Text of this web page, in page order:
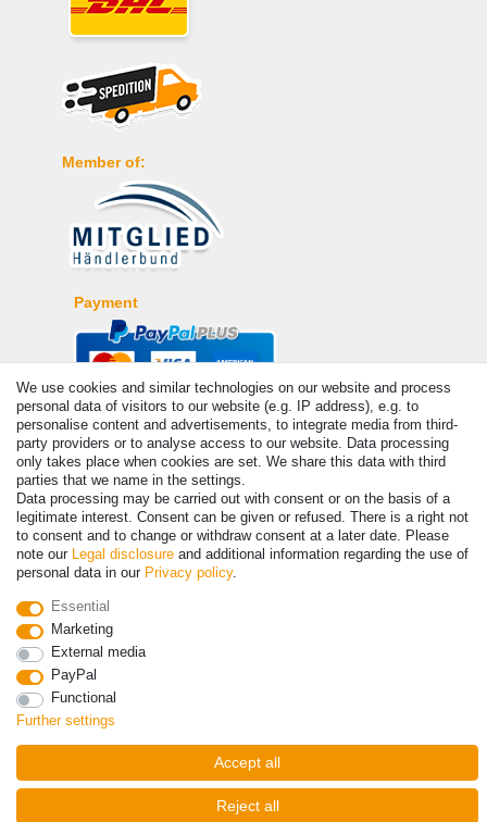
Member of:
Payment
© Copyright 2026 | All rights reserved. - Prices incl. VAT. 19% VAT
Basic prices see article detail | * Applies to deliveries to the UK!
We use cookies and similar technologies on our website and process
personal data of visitors to our website (e.g. IP address), e.g. to
personalise content and advertisements, to integrate media from third-
party providers or to analyse access to our website. Data processing
only takes place when cookies are set. We share this data with third
parties that we name in the settings.
Data processing may be carried out with consent or on the basis of a
legitimate interest. Consent can be given or refused. There is a right not
to consent and to change or withdraw consent at a later date. Please
note our Legal disclosure and additional information regarding the use of
personal data in our Privacy policy.
Essential
Marketing
External media
PayPal
Functional
Further settings
Accept all
Reject all